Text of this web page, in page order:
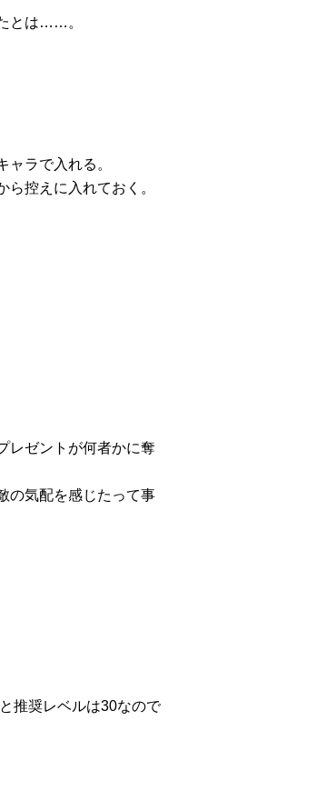
とは……。
ラで入れる。
控えに入れておく。
レゼントが何者かに奪
の気配を感じたって事
推奨レベルは30なので